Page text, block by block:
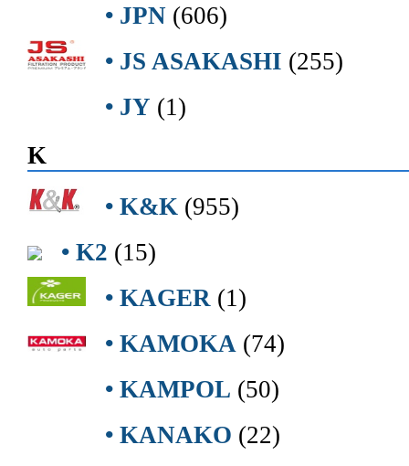
• JPN (606)
• JS ASAKASHI (255)
• JY (1)
K
• K&K (955)
• K2 (15)
• KAGER (1)
• KAMOKA (74)
• KAMPOL (50)
• KANAKO (22)